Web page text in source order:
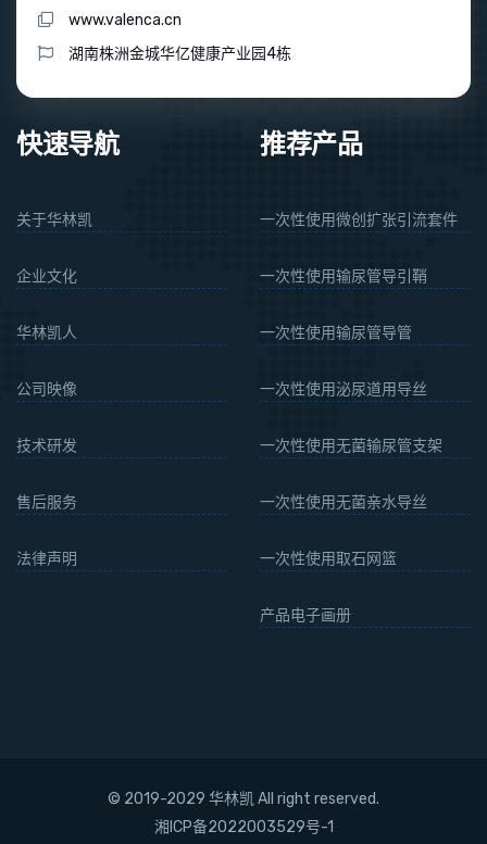
www.valenca.cn
湖南株洲金城华亿健康产业园4栋
快速导航
关于华林凯
企业文化
华林凯人
公司映像
技术研发
售后服务
法律声明
推荐产品
一次性使用微创扩张引流套件
一次性使用输尿管导引鞘
一次性使用输尿管导管
一次性使用泌尿道用导丝
一次性使用无菌输尿管支架
一次性使用无菌亲水导丝
一次性使用取石网篮
产品电子画册
© 2019-2029 华林凯 All right reserved.
湘ICP备2022003529号-1